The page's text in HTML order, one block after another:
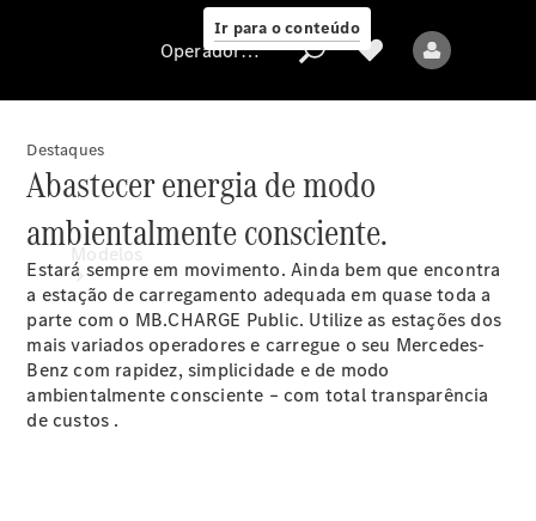
Ir para o conteúdo
Operadora/proteção
de dados
Modelos
Operadora/proteção de dados
Destaques
Abastecer energia de modo
ambientalmente consciente.
Estará sempre em movimento. Ainda bem que encontra
a estação de carregamento adequada em quase toda a
parte com o MB.CHARGE Public. Utilize as estações dos
mais variados operadores e carregue o seu Mercedes-
Benz com rapidez, simplicidade e de modo
ambientalmente consciente – com total transparência
de custos .